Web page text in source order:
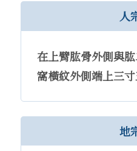
人
在上臂肱骨外側與
窩橫紋外側端上三寸
地